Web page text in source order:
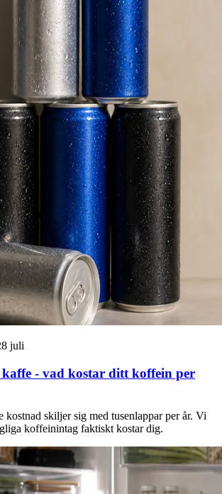
juli
- vad kostar ditt koffein per
skiljer sig med tusenlappar per år. Vi
koffeinintag faktiskt kostar dig.